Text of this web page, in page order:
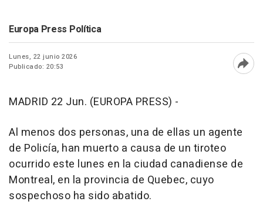
Europa Press Política
Lunes, 22 junio 2026
Publicado: 20:53
MADRID 22 Jun. (EUROPA PRESS) -
Al menos dos personas, una de ellas un agente
de Policía, han muerto a causa de un tiroteo
ocurrido este lunes en la ciudad canadiense de
Montreal, en la provincia de Quebec, cuyo
sospechoso ha sido abatido.